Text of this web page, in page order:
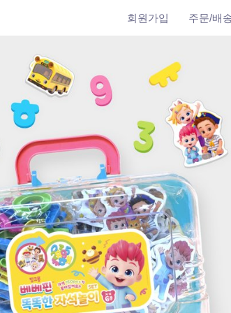
회원가입 주문/배